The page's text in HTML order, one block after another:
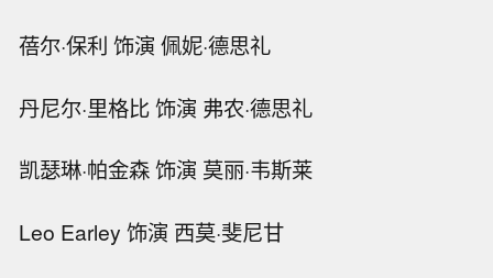
蓓尔·保利 饰演 佩妮·德思礼
丹尼尔·里格比 饰演 弗农·德思礼
凯瑟琳·帕金森 饰演 莫丽·韦斯莱
Leo Earley 饰演 西莫·斐尼甘